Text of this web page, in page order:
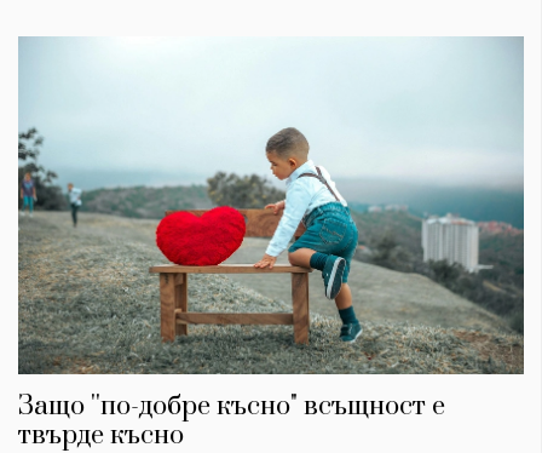
Защо ''по-добре късно" всъщност е
твърде късно
Soundcloud
Ако нашият сайт ви харесва, можете да се абонирате за
седмичния ни нюзлетър тук:
© 2026, HighViewArt | Всички права запазени